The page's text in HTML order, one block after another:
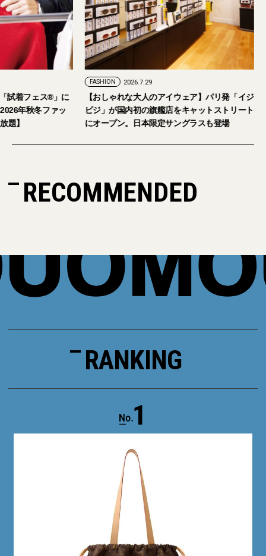
2026年9月5日・6日開催。「試着フェス®︎」に
読者の皆さまをご招待。【2026年秋冬ファッ
ション＆美容アイテム試し放題】
【おしゃれな大人
ピジ」が国内初の
にオープン。日本
RECOMMENDED
RANKING
1